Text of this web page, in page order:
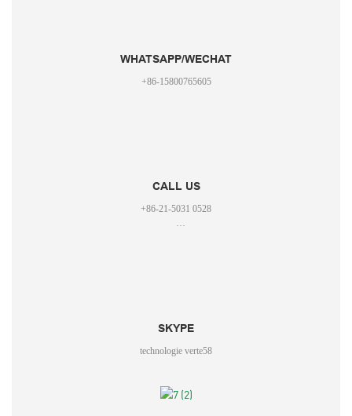
WHATSAPP/WECHAT
+86-15800765605
CALL US
+86-21-5031 0528
SKYPE
technologie verte58